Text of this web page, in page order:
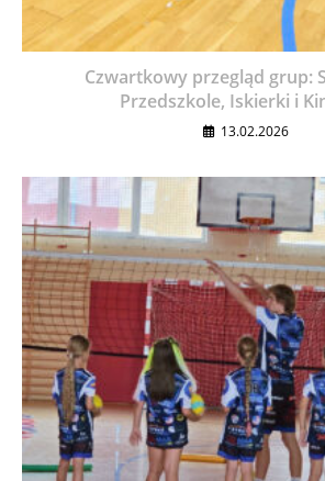
Czwartkowy przegląd grup:
Przedszkole, Iskierki i
13.02.2026